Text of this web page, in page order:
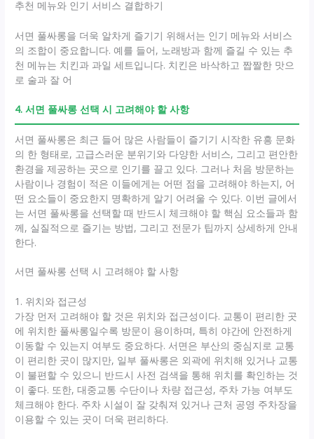
추천 메뉴와 인기 서비스 결합하기
서면 풀싸롱을 더욱 알차게 즐기기 위해서는 인기 메뉴와 서비스
의 조합이 중요합니다. 예를 들어, 노래방과 함께 즐길 수 있는 추
천 메뉴는 치킨과 과일 세트입니다. 치킨은 바삭하고 짭짤한 맛으
로 술과 잘 어
4. 서면 풀싸롱 선택 시 고려해야 할 사항
서면 풀싸롱은 최근 들어 많은 사람들이 즐기기 시작한 유흥 문화
의 한 형태로, 고급스러운 분위기와 다양한 서비스, 그리고 편안한
환경을 제공하는 곳으로 인기를 끌고 있다. 그러나 처음 방문하는
사람이나 경험이 적은 이들에게는 어떤 점을 고려해야 하는지, 어
떤 요소들이 중요한지 명확하게 알기 어려울 수 있다. 이번 글에서
는 서면 풀싸롱을 선택할 때 반드시 체크해야 할 핵심 요소들과 함
께, 실질적으로 즐기는 방법, 그리고 전문가 팁까지 상세하게 안내
한다.
서면 풀싸롱 선택 시 고려해야 할 사항
1. 위치와 접근성
가장 먼저 고려해야 할 것은 위치와 접근성이다. 교통이 편리한 곳
에 위치한 풀싸롱일수록 방문이 용이하며, 특히 야간에 안전하게
이동할 수 있는지 여부도 중요하다. 서면은 부산의 중심지로 교통
이 편리한 곳이 많지만, 일부 풀싸롱은 외곽에 위치해 있거나 교통
이 불편할 수 있으니 반드시 사전 검색을 통해 위치를 확인하는 것
이 좋다. 또한, 대중교통 수단이나 차량 접근성, 주차 가능 여부도
체크해야 한다. 주차 시설이 잘 갖춰져 있거나 근처 공영 주차장을
이용할 수 있는 곳이 더욱 편리하다.